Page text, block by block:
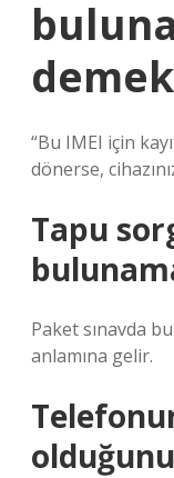
“Bu IMEI için
dönerse,
Tapu
Paket sınavda
anlamına gelir.